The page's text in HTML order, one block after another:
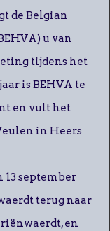
de Belgian
u van
tijdens het
is BEHVA te
en vult het
in Heers
13 september
terug naar
en